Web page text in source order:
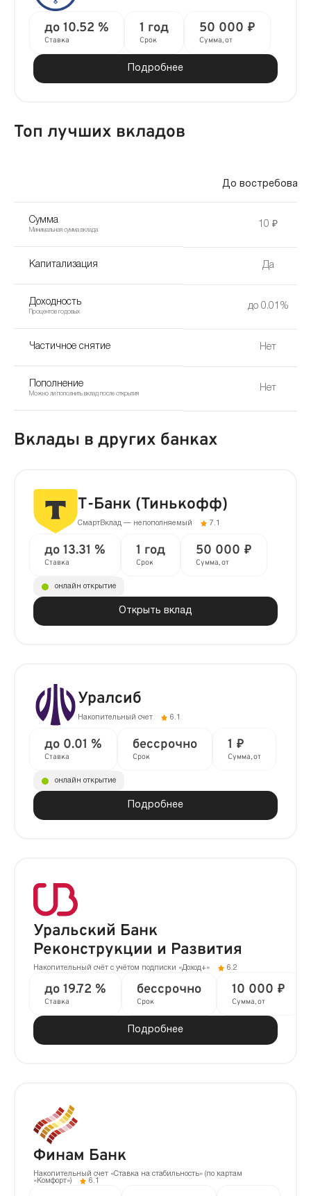
до 10.52 %
Ставка
1 год
Срок
50 000 ₽
Сумма, от
Подробнее
Топ лучших вкладов
До
Сумма
Минимальная сумма вклада
10 ₽
Капитализация Да
Доходность
Процентов годовых
до 0.01%
Частичное снятие Нет
Пополнение
Можно ли пополнить вклад после открытия
Нет
Вклады в других банках
Т-Банк (Тинькофф)
СмартВклад — непополняемый 7.1
до 13.31 %
Ставка
1 год
Срок
50 000 ₽
Сумма, от
Открыть вклад
онлайн открытие
Уралсиб
Накопительный счет 6.1
до 0.01 %
Ставка
бессрочно
Срок
1 ₽
Сумма, от
Подробнее
онлайн открытие
Уральский Банк
Реконструкции и Развития
Накопительный счёт с учётом подписки «Доход+» 6.2
до 19.72 %
Ставка
бессрочно
Срок
10 000 ₽
Сумма, от
Подробнее
Финам Банк
Накопительный счет «Ставка на стабильность» (по картам
«Комфорт»)
6.1